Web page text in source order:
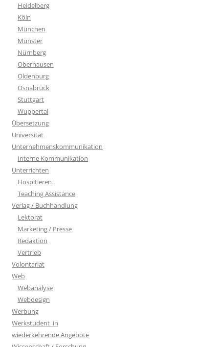
Heidelberg
Köln
München
Münster
Nürnberg
Oberhausen
Oldenburg
Osnabrück
Stuttgart
Wuppertal
Übersetzung
Universität
Unternehmenskommunikation
Interne Kommunikation
Unterrichten
Hospitieren
Teaching Assistance
Verlag / Buchhandlung
Lektorat
Marketing / Presse
Redaktion
Vertrieb
Volontariat
Web
Webanalyse
Webdesign
Werbung
Werkstudent_in
wiederkehrende Angebote